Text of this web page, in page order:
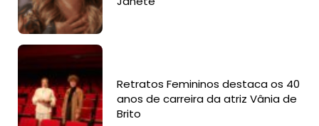
Retratos Femininos destaca os 40
anos de carreira da atriz Vânia de
Brito